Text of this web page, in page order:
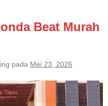
Beat Murah
pada Mei 23, 2026